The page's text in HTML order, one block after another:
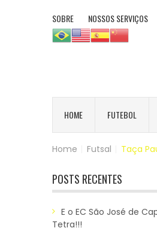
SOBRE NOSSOS SERVIÇOS
HOME FUTEBOL
Home Futsal Taça
POSTS RECENTES
E o EC São José de
Tetra!!!